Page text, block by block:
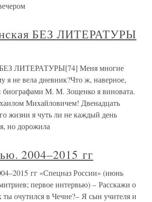
БЕЗ ЛИТЕРАТУРЫ
БЕЗ ЛИТЕРАТУРЫ[74] Меня многие
я не вела дневник?Что ж, наверное,
M. M. Зощенко я виновата.
Михайловичем! Двенадцать
жизни я чуть ли не каждый день
но дорожила
2004–2015 гг
гг «Спецназ России» (июнь
первое интервью) – Расскажи о
ты очутился в Чечне?– Я сын учителя и